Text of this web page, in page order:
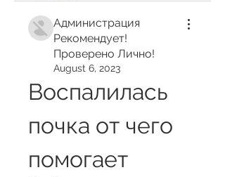
Администрация
Рекомендует!
Проверено Лично!
August 6, 2023
Воспалилась
почка от чего
помогает